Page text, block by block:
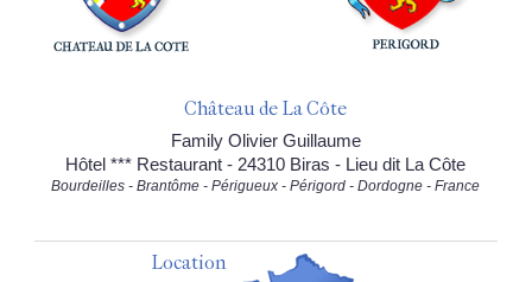
Château de La Côte
Family Olivier Guillaume
Hôtel *** Restaurant - 24310 Biras - Lieu dit La Côte
Bourdeilles - Brantôme - Périgueux - Périgord - Dordogne - France
Location